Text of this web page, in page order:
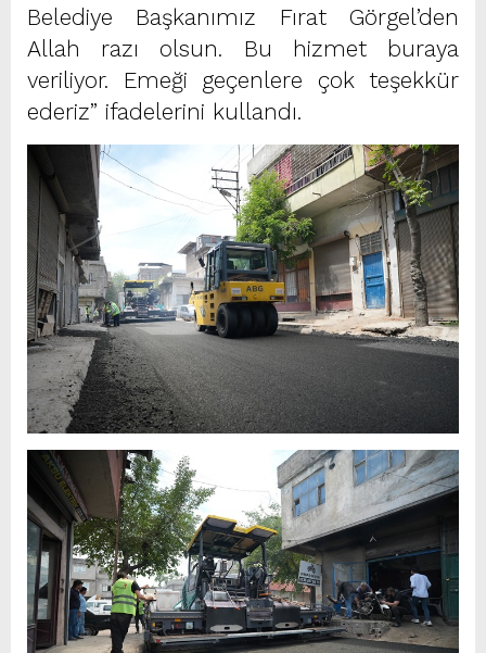
Belediye Başkanımız Fırat Görgel’den
Allah razı olsun. Bu hizmet buraya
veriliyor. Emeği geçenlere çok teşekkür
ederiz” ifadelerini kullandı.